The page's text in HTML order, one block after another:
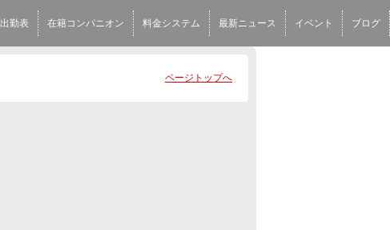
出勤表 在籍コンパニオン 料金システム 最新ニュース イベント ブログ
ページトップへ